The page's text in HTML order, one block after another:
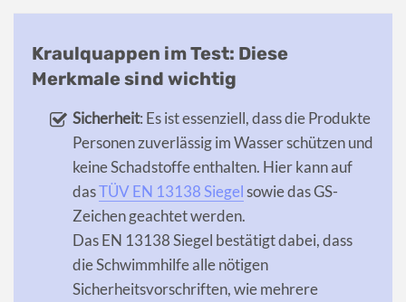
Kraulquappen im Test: Diese
Merkmale sind wichtig
Sicherheit: Es ist essenziell, dass die Produkte
Personen zuverlässig im Wasser schützen und
keine Schadstoffe enthalten. Hier kann auf
dasTÜV EN 13138 Siegelsowie das GS-
Zeichen geachtet werden.
Das EN 13138 Siegel bestätigt dabei, dass
die Schwimmhilfe alle nötigen
Sicherheitsvorschriften, wie mehrere